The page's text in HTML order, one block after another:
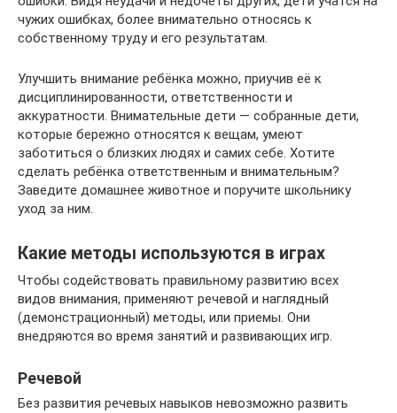
чужих ошибках, более внимательно относясь к
собственному труду и его результатам.
Улучшить внимание ребёнка можно, приучив её к
дисциплинированности, ответственности и
аккуратности. Внимательные дети — собранные дети,
которые бережно относятся к вещам, умеют
заботиться о близких людях и самих себе. Хотите
сделать ребёнка ответственным и внимательным?
Заведите домашнее животное и поручите школьнику
уход за ним.
Какие методы используются в играх
Чтобы содействовать правильному развитию всех
видов внимания, применяют речевой и наглядный
(демонстрационный) методы, или приемы. Они
внедряются во время занятий и развивающих игр.
Речевой
Без развития речевых навыков невозможно развить